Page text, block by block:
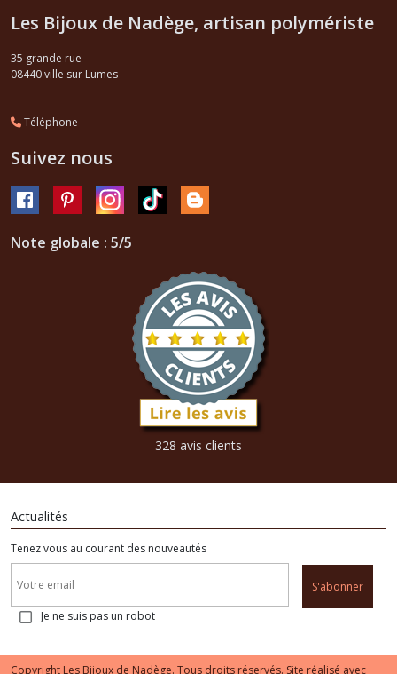
Les Bijoux de Nadège, artisan polymériste
35 grande rue
08440ville sur Lumes
Téléphone
Suivez nous
Note globale : 5/5
328 avis clients
Actualités
Tenez vous au courant des nouveautés
S'abonner
Je ne suis pas un robot
Copyright Les Bijoux de Nadège. Tous droits réservés. Site réalisé avec